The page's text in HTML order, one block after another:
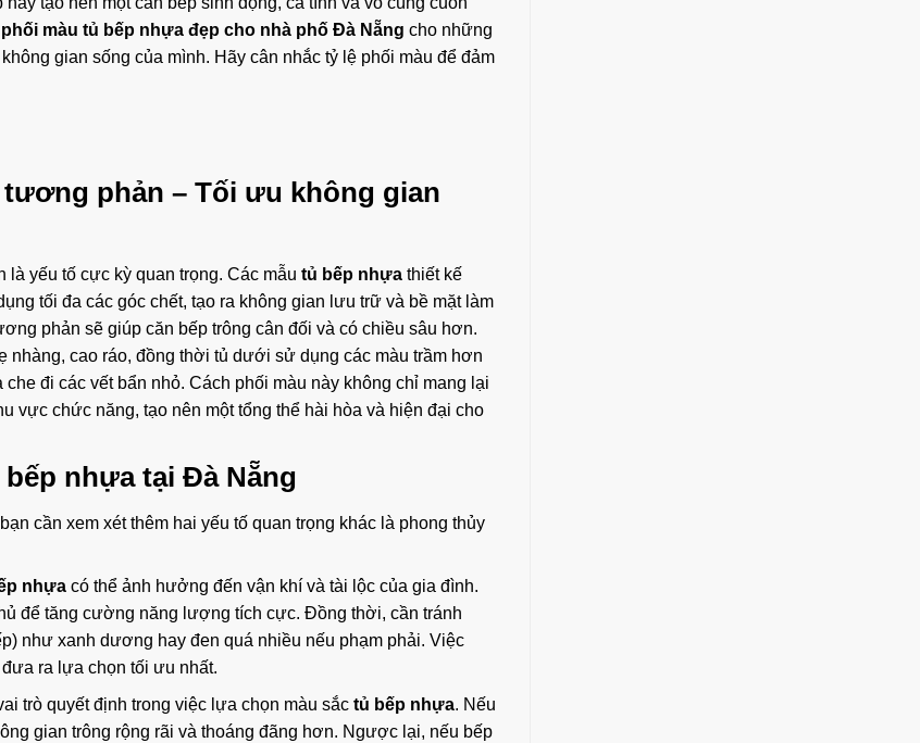
màu tủ bếp nhựa đẹp cho nhà phố Đà Nẵng cho những
gian sống của mình. Hãy cân nhắc tỷ lệ phối màu để đảm
phản – Tối ưu không gian
yếu tố cực kỳ quan trọng. Các mẫu tủ bếp nhựa thiết kế
tối đa các góc chết, tạo ra không gian lưu trữ và bề mặt làm
phản sẽ giúp căn bếp trông cân đối và có chiều sâu hơn.
nhàng, cao ráo, đồng thời tủ dưới sử dụng các màu trầm hơn
đi các vết bẩn nhỏ. Cách phối màu này không chỉ mang lại
vực chức năng, tạo nên một tổng thể hài hòa và hiện đại cho
bếp nhựatại Đà Nẵng
cần xem xét thêm hai yếu tố quan trọng khác là phong thủy
nhựacó thể ảnh hưởng đến vận khí và tài lộc của gia đình.
để tăng cường năng lượng tích cực. Đồng thời, cần tránh
như xanh dương hay đen quá nhiều nếu phạm phải. Việc
ra lựa chọn tối ưu nhất.
trò quyết định trong việc lựa chọn màu sắc tủ bếp nhựa. Nếu
gian trông rộng rãi và thoáng đãng hơn. Ngược lại, nếu bếp